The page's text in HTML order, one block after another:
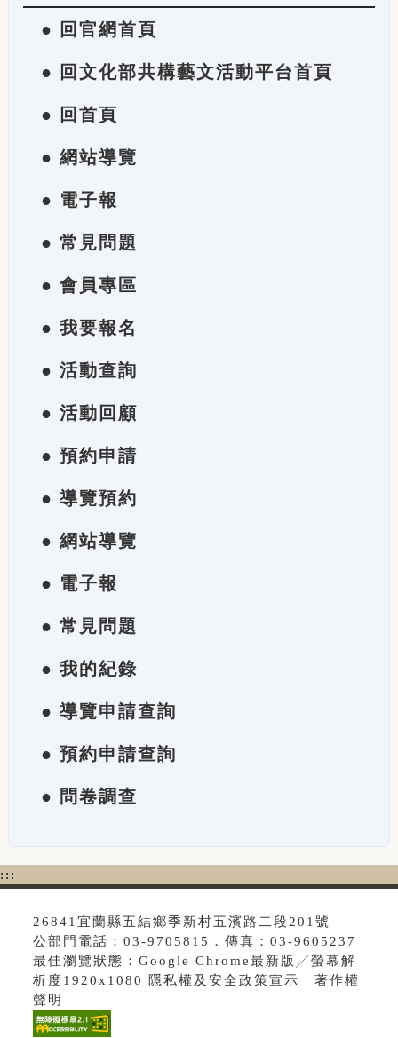
● 回官網首頁
● 回文化部共構藝文活動平台首頁
● 回首頁
● 網站導覽
● 電子報
● 常見問題
● 會員專區
● 我要報名
● 活動查詢
● 活動回顧
● 預約申請
● 導覽預約
● 網站導覽
● 電子報
● 常見問題
● 我的紀錄
● 導覽申請查詢
● 預約申請查詢
● 問卷調查
:::
26841宜蘭縣五結鄉季新村五濱路二段201號
公部門電話：03-9705815．傳真：03-9605237
最佳瀏覽狀態：Google Chrome最新版╱螢幕解
析度1920x1080 隱私權及安全政策宣示 | 著作權
聲明